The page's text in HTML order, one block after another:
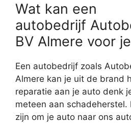
Wat kan een
autobedrijf
BV Almere voor
Een autobedrijf zoals
Almere kan je uit de brand
reparatie aan je auto denk
meteen aan schadeherstel.
zijn om je auto naar ons